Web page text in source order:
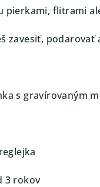
pierkami, flitrami
zavesiť, podarovať
s gravírovaným
3 rokov